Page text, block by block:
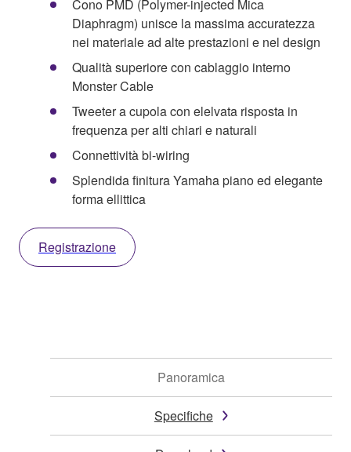
Cono PMD (Polymer-injected Mica
Diaphragm) unisce la massima accuratezza
nei materiale ad alte prestazioni e nel design
Qualità superiore con cablaggio interno
Monster Cable
Tweeter a cupola con elelvata risposta in
frequenza per alti chiari e naturali
Connettività bi-wiring
Splendida finitura Yamaha piano ed elegante
forma ellittica
Registrazione
Panoramica
Specifiche